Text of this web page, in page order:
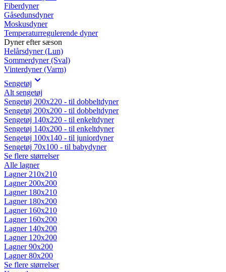
Fiberdyner
Gåsedunsdyner
Moskusdyner
Temperaturregulerende dyner
Dyner efter sæson
Helårsdyner (Lun)
Sommerdyner (Sval)
Vinterdyner (Varm)
Sengetøj
Alt sengetøj
Sengetøj 200x220 - til dobbeltdyner
Sengetøj 200x200 - til dobbeltdyner
Sengetøj 140x220 - til enkeltdyner
Sengetøj 140x200 - til enkeltdyner
Sengetøj 100x140 - til juniordyner
Sengetøj 70x100 - til babydyner
Se flere størrelser
Alle lagner
Lagner 210x210
Lagner 200x200
Lagner 180x210
Lagner 180x200
Lagner 160x210
Lagner 160x200
Lagner 140x200
Lagner 120x200
Lagner 90x200
Lagner 80x200
Se flere størrelser